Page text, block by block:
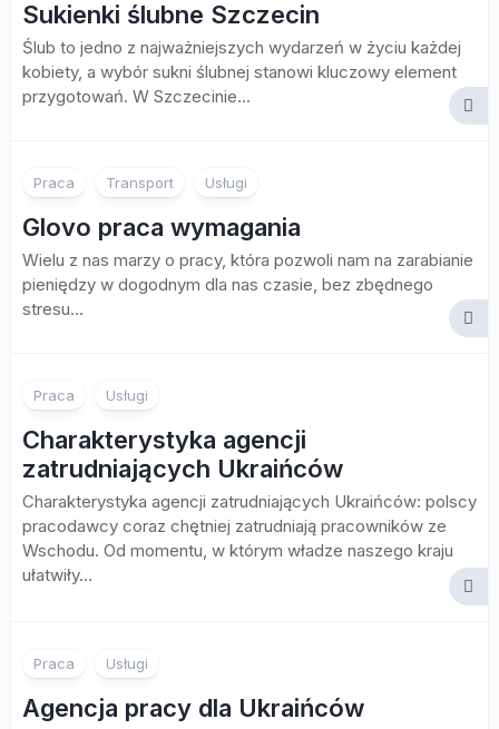
Sukienki ślubne Szczecin
Ślub to jedno z najważniejszych wydarzeń w życiu każdej
kobiety, a wybór sukni ślubnej stanowi kluczowy element
przygotowań. W Szczecinie...
Praca Transport Usługi
Glovo praca wymagania
Wielu z nas marzy o pracy, która pozwoli nam na zarabianie
pieniędzy w dogodnym dla nas czasie, bez zbędnego
stresu...
Praca Usługi
Charakterystyka agencji
zatrudniających Ukraińców
Charakterystyka agencji zatrudniających Ukraińców: polscy
pracodawcy coraz chętniej zatrudniają pracowników ze
Wschodu. Od momentu, w którym władze naszego kraju
ułatwiły...
Praca Usługi
Agencja pracy dla Ukraińców